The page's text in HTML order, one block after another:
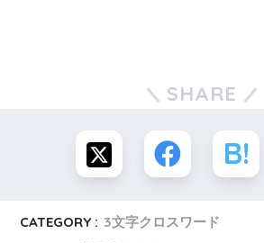
SHARE
CATEGORY : 3文字クロスワード